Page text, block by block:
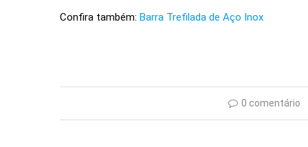
Confira também: Barra Trefilada de Aço Inox
0 comentário